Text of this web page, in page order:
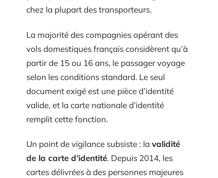
chez la plupart des transporteurs.
La majorité des compagnies opérant des
vols domestiques français considèrent qu’à
partir de 15 ou 16 ans, le passager voyage
selon les conditions standard. Le seul
document exigé est une pièce d’identité
valide, et la carte nationale d’identité
remplit cette fonction.
Un point de vigilance subsiste : la validité
de la carte d’identité. Depuis 2014, les
cartes délivrées à des personnes majeures